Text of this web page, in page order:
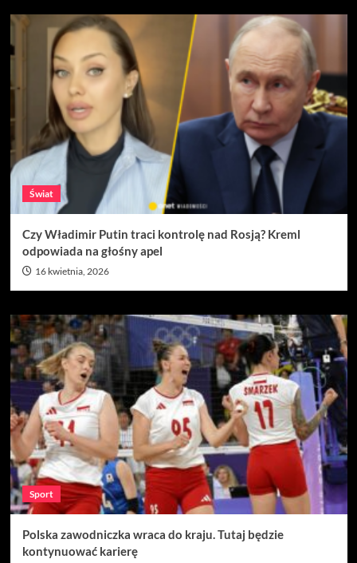
Świat
Czy Władimir Putin traci kontrolę nad Rosją? Kreml
odpowiada na głośny apel
16 kwietnia, 2026
Sport
Polska zawodniczka wraca do kraju. Tutaj będzie
kontynuować karierę